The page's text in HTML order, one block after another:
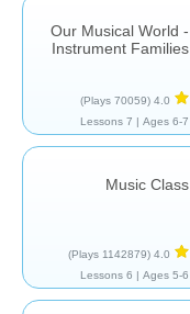
Our Musical World -
Instrument Families
4.0
(70059 Plays)
Ages 6-7 |
7 Lessons
Music Class
4.0
(1142879 Plays)
Ages 5-6 |
6 Lessons